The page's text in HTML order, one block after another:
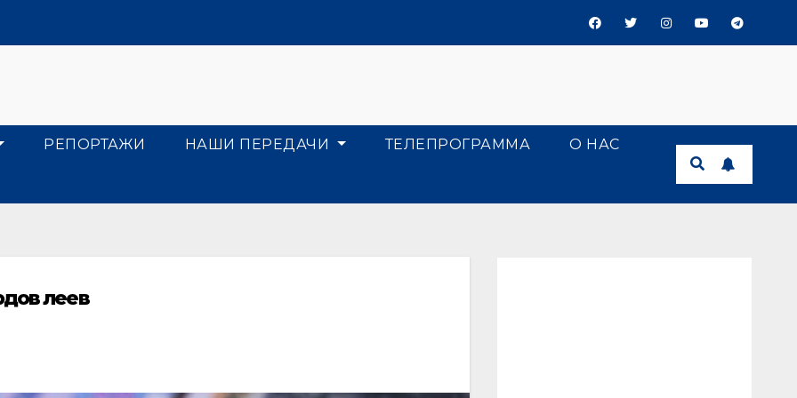
РЕПОРТАЖИ НАШИ ПЕРЕДАЧИ ТЕЛЕПРОГРАММА О НАС
леев